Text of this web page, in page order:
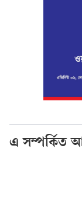
এ সম্পর্কিত